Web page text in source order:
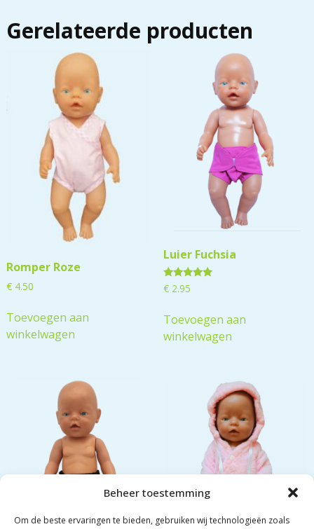
Beheer toestemming
Om de beste ervaringen te bieden, gebruiken wij technologieën zoals
Gerelateerde producten
Romper Roze
€4.50
Toevoegen aan
winkelwagen
Luier Fuchsia
Gewaardeerd
5.00
€2.95
Toevoegen aan
winkelwagen